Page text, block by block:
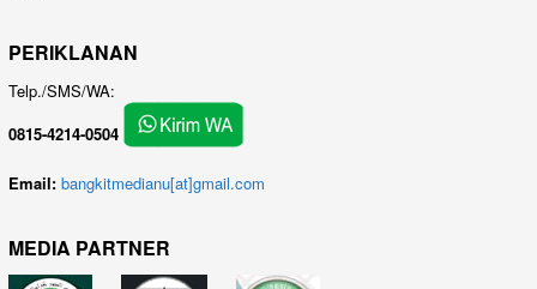
PERIKLANAN
Telp./SMS/WA:
0815-4214-0504
Email: bangkitmedianu[at]gmail.com
MEDIA PARTNER